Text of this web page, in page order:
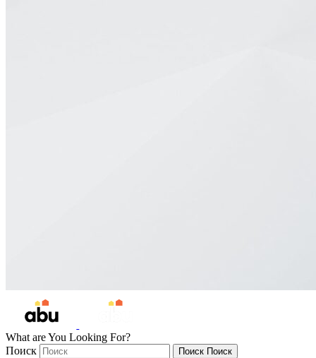
What are You Looking For?
Поиск
Поиск Поиск